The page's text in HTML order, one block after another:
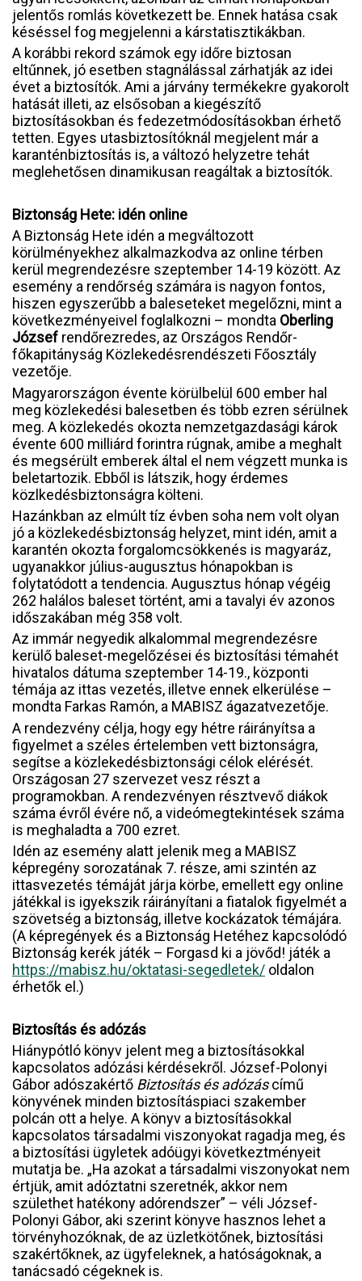
jelentős romlás következett be. Ennek hatása csak
késéssel fog megjelenni a kárstatisztikákban.
A korábbi rekord számok egy időre biztosan
eltűnnek, jó esetben stagnálással zárhatják az idei
évet a biztosítók. Ami a járvány termékekre gyakorolt
hatását illeti, az elsősoban a kiegészítő
biztosításokban és fedezetmódosításokban érhető
tetten. Egyes utasbiztosítóknál megjelent már a
karanténbiztosítás is, a változó helyzetre tehát
meglehetősen dinamikusan reagáltak a biztosítók.
Biztonság Hete: idén online
A Biztonság Hete idén a megváltozott
körülményekhez alkalmazkodva az online térben
kerül megrendezésre szeptember 14-19 között. Az
esemény a rendőrség számára is nagyon fontos,
hiszen egyszerűbb a baleseteket megelőzni, mint a
következményeivel foglalkozni – mondta Oberling
József rendőrezredes, az Országos Rendőr-
főkapitányság Közlekedésrendészeti Főosztály
vezetője.
Magyarországon évente körülbelül 600 ember hal
meg közlekedési balesetben és több ezren sérülnek
meg. A közlekedés okozta nemzetgazdasági károk
évente 600 milliárd forintra rúgnak, amibe a meghalt
és megsérült emberek által el nem végzett munka is
beletartozik. Ebből is látszik, hogy érdemes
közlkedésbiztonságra költeni.
Hazánkban az elmúlt tíz évben soha nem volt olyan
jó a közlekedésbiztonság helyzet, mint idén, amit a
karantén okozta forgalomcsökkenés is magyaráz,
ugyanakkor július-augusztus hónapokban is
folytatódott a tendencia. Augusztus hónap végéig
262 halálos baleset történt, ami a tavalyi év azonos
időszakában még 358 volt.
Az immár negyedik alkalommal megrendezésre
kerülő baleset-megelőzései és biztosítási témahét
hivatalos dátuma szeptember 14-19., központi
témája az ittas vezetés, illetve ennek elkerülése –
mondta Farkas Ramón, a MABISZ ágazatvezetője.
A rendezvény célja, hogy egy hétre ráirányítsa a
figyelmet a széles értelemben vett biztonságra,
segítse a közlekedésbiztonsági célok elérését.
Országosan 27 szervezet vesz részt a
programokban. A rendezvényen résztvevő diákok
száma évről évére nő, a videómegtekintések száma
is meghaladta a 700 ezret.
Idén az esemény alatt jelenik meg a MABISZ
képregény sorozatának 7. része, ami szintén az
ittasvezetés témáját járja körbe, emellett egy online
játékkal is igyekszik ráirányítani a fiatalok figyelmét a
szövetség a biztonság, illetve kockázatok témájára.
(A képregények és a Biztonság Hetéhez kapcsolódó
Biztonság kerék játék – Forgasd ki a jövőd! játék a
https://mabisz.hu/oktatasi-segedletek/ oldalon
érhetők el.)
Biztosítás és adózás
Hiánypótló könyv jelent meg a biztosításokkal
kapcsolatos adózási kérdésekről. József-Polonyi
Gábor adószakértő Biztosítás és adózáscímű
könyvének minden biztosításpiaci szakember
polcán ott a helye. A könyv a biztosításokkal
kapcsolatos társadalmi viszonyokat ragadja meg, és
a biztosítási ügyletek adóügyi következtményeit
mutatja be. „Ha azokat a társadalmi viszonyokat nem
értjük, amit adóztatni szeretnék, akkor nem
születhet hatékony adórendszer” – véli József-
Polonyi Gábor, aki szerint könyve hasznos lehet a
törvényhozóknak, de az üzletkötőnek, biztosítási
szakértőknek, az ügyfeleknek, a hatóságoknak, a
tanácsadó cégeknek is.